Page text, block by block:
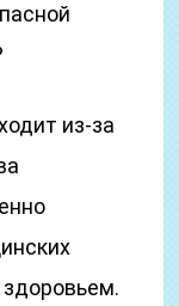
из-за